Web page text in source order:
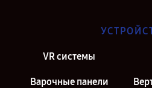
VR системы
Варочные панели